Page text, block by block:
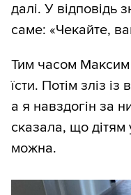
далі. У відповідь
саме: «Чекайте,
Тим часом Максим
їсти. Потім зліз
а я навздогін за
сказала, що дітям
можна.